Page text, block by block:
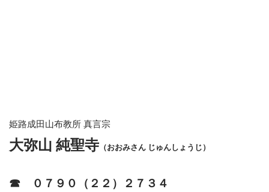
姫路成田山布教所 真言宗
大弥山 純聖寺 （おおみさん じゅんしょうじ）
☎︎ ０７９０（２２）２７３４